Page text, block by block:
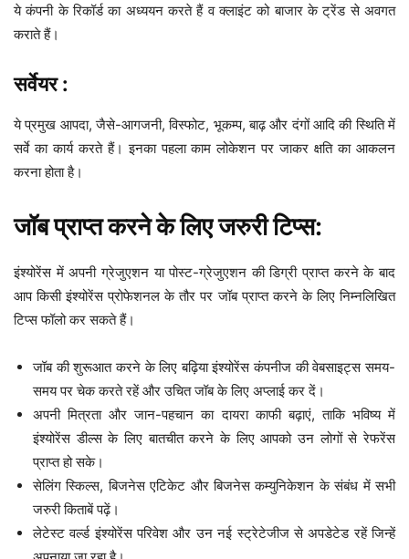
ये कंपनी के रिकॉर्ड का अध्ययन करते हैं व क्लाइंट को बाजार के ट्रेंड से अवगत
कराते हैं।
सर्वेयर :
ये प्रमुख आपदा, जैसे-आगजनी, विस्फोट, भूकम्प, बाढ़ और दंगों आदि की स्थिति में
सर्वे का कार्य करते हैं। इनका पहला काम लोकेशन पर जाकर क्षति का आकलन
करना होता है।
जॉब प्राप्त करने के लिए जरुरी टिप्स:
इंश्योरेंस में अपनी ग्रेजुएशन या पोस्ट-ग्रेजुएशन की डिग्री प्राप्त करने के बाद
आप किसी इंश्योरेंस प्रोफेशनल के तौर पर जॉब प्राप्त करने के लिए निम्नलिखित
टिप्स फॉलो कर सकते हैं।
जॉब की शुरूआत करने के लिए बढ़िया इंश्योरेंस कंपनीज की वेबसाइट्स समय-
समय पर चेक करते रहें और उचित जॉब के लिए अप्लाई कर दें।
अपनी मित्रता और जान-पहचान का दायरा काफी बढ़ाएं, ताकि भविष्य में
इंश्योरेंस डील्स के लिए बातचीत करने के लिए आपको उन लोगों से रेफरेंस
प्राप्त हो सके।
सेलिंग स्किल्स, बिजनेस एटिकेट और बिजनेस कम्युनिकेशन के संबंध में सभी
जरुरी किताबें पढ़ें।
लेटेस्ट वर्ल्ड इंश्योरेंस परिवेश और उन नई स्ट्रेटेजीज से अपडेटेड रहें जिन्हें